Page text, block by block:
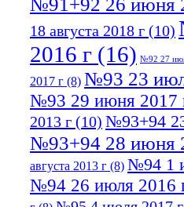
18 августа 2018 г (10)
2016 г (16) №92 27
2017 г (8) №93 23
№93 29 июня 2017
2013 г (10) №93+94
№93+94 28 июня
августа 2013 г (8) №94 1
№94 26 июля 2016